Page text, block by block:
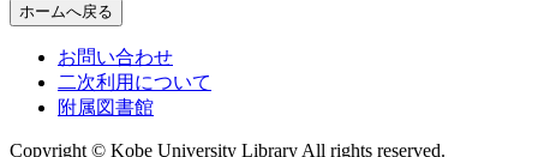
ホームへ戻る
お問い合わせ
二次利用について
附属図書館
Copyright © Kobe University Library All rights reserved.